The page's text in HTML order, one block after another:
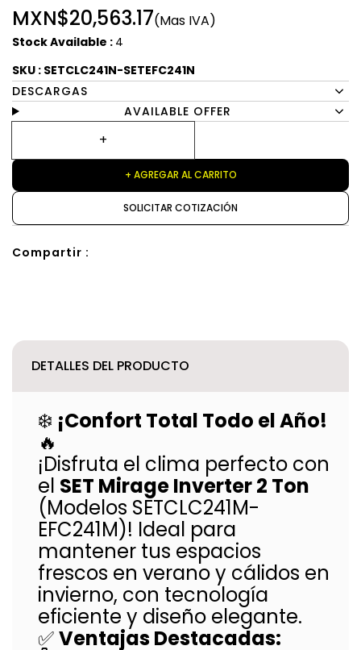
MXN$20,563.17(Mas IVA)
Stock Available : 4
SKU : SETCLC241N-SETEFC241N
DESCARGAS
AVAILABLE OFFER
+ AGREGAR AL CARRITO
SOLICITAR COTIZACIÓN
Compartir :
DETALLES DEL PRODUCTO
❄️ ¡Confort Total Todo el Año!
🔥
¡Disfruta el clima perfecto con
el SET Mirage Inverter 2 Ton
(Modelos SETCLC241M-
EFC241M)! Ideal para
mantener tus espacios
frescos en verano y cálidos en
invierno, con tecnología
eficiente y diseño elegante.
✅Ventajas Destacadas: